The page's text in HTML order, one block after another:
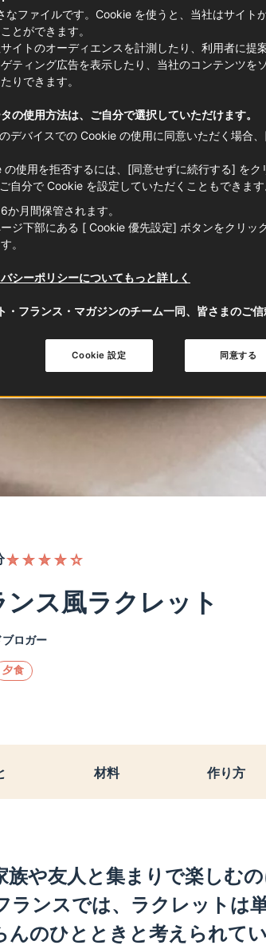
ス風ラクレット
ブロガー
夕食
材料 作り方
族や友人と集まりで楽しむ
ランスでは、ラクレットは
んのひとときと考えられて
なファイルです。Cookie を使うと、当社はサイト
とができます。
イトのオーディエンスを計測したり、利用者に提
ティング広告を表示したり、当社のコンテンツを
りできます。
の使用方法は、ご自分で選択していただけます。
デバイスでの Cookie の使用に同意いただく場合
の使用を拒否するには、[同意せずに続行する] をク
自分で Cookie を設定していただくこともできます
か月間保管されます。
ジ下部にある [ Cookie 優先設定] ボタンをクリッ
。
シーポリシーについてもっと詳しく
・フランス・マガジンのチーム一同、皆さまのご信
同意する
Cookie 設定